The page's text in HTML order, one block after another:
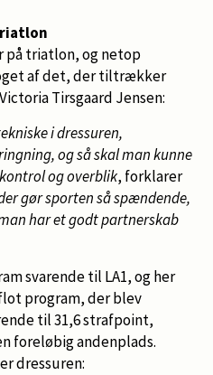
på triatlon, og netop
af det, der tiltrækker
Tirsgaard Jensen:
i dressuren,
og så skal man kunne
og overblik, forklarer
gør sporten så spændende,
har et godt partnerskab
svarende til LA1, og her
program, der blev
til 31,6 strafpoint,
foreløbig andenplads.
dressuren: